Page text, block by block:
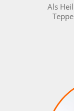
Als